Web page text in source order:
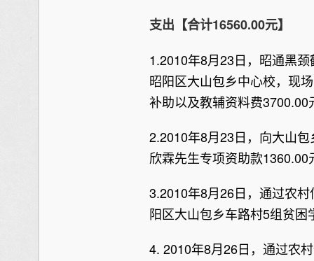
支出【合计16560.00元】
1.2010年8月23日，昭通黑
昭阳区大山包乡中心校，现
补助以及教辅资料费
2.2010年8月23日，向大山
欣霖先生专项资助款1360.00
3.2010年8月26日，通过农
阳区大山包乡车路村5组贫
4. 2010年8月26日，通过农